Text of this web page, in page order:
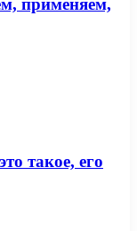
применяем,
такое, его